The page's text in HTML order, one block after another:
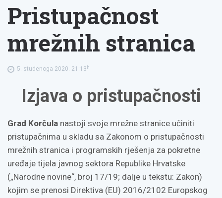
Pristupačnost
mrežnih stranica
5. studenoga 2020. 21:13 h
Izjava o pristupačnosti
Grad Korčula nastoji svoje mrežne stranice učiniti
pristupačnima u skladu sa Zakonom o pristupačnosti
mrežnih stranica i programskih rješenja za pokretne
uređaje tijela javnog sektora Republike Hrvatske
(„Narodne novine“, broj 17/19; dalje u tekstu: Zakon)
kojim se prenosi Direktiva (EU) 2016/2102 Europskog